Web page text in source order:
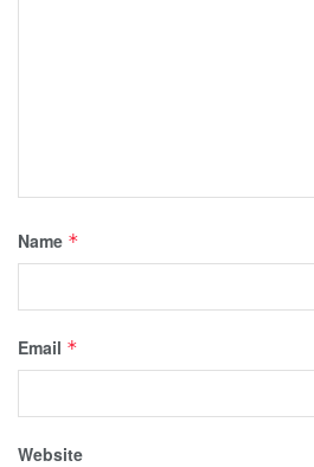
Name *
Email *
Website